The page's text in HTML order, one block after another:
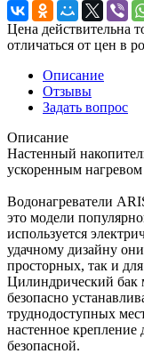
Цена действительна
отличаться от цен в
Описание
Отзывы
Задать вопрос
Описание
Настенный
ускоренным
Водонагреватели
это модели
используется
удачному дизайну
просторных, так и
Цилиндрический бак
безопасно
труднодоступных
настенное
безопасной.